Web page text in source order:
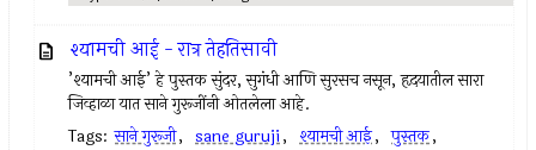
श्यामची आई - रात्र तेहतिसावी
’श्यामची आई’ हे पुस्तक सुंदर, सुगंधी आणि सुरसच नसून, हृदयातील सारा
जिव्हाळा यात साने गुरूजींनी ओतलेला आहे.
Tags: साने गुरूजी, sane guruji, श्यामची आई, पुस्तक,